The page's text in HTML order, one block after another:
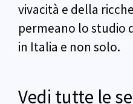
vivacità e della
permeano lo studio
in Italia e non solo.
Vedi tutte le